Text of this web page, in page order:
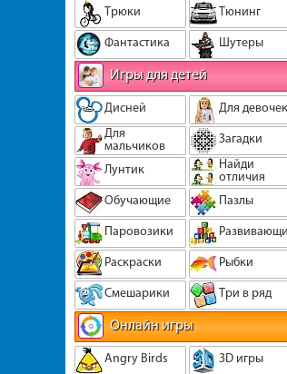
Трюки
Тюнинг
Фантастика
Шутеры
Игры для детей
Дисней
Для девочек
Для
мальчиков
Загадки
Лунтик
Найди
отличия
Обучающие
Пазлы
Паровозики
Раскраски
Рыбки
Смешарики
Три в ряд
Онлайн игры
Angry Birds
3D игры